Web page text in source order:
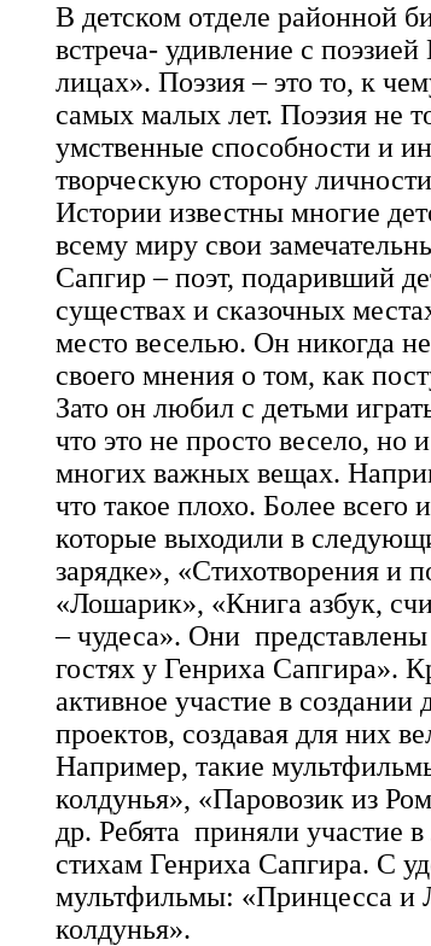
В детском отделе районной
встреча- удивление с
лицах». Поэзия – это то, к
самых малых лет. Поэзия не
умственные способности и
творческую сторону
Истории известны многие
всему миру свои
Сапгир – поэт, подаривший
существах и сказочных
место веселью. Он никогда
своего мнения о том, как
Зато он любил с детьми
что это не просто весело, но
многих важных вещах.
что такое плохо. Более всего
которые выходили в
зарядке», «Стихотворения и
«Лошарик», «Книга азбук,
– чудеса». Они
гостях у Генриха Сапгира».
активное участие в
проектов, создавая для них
Например, такие
колдунья», «Паровозик из
др. Ребята приняли участие
стихам Генриха Сапгира. С
мультфильмы: «Принцесса и
колдунья».